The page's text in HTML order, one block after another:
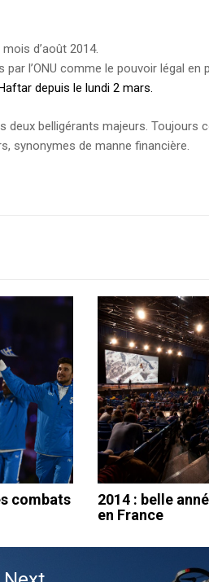
d’août 2014.
l’ONU comme le pouvoir légal en
depuis le lundi 2 mars.
belligérants majeurs. Toujours
synonymes de manne financière.
combats
2014 : belle
en France